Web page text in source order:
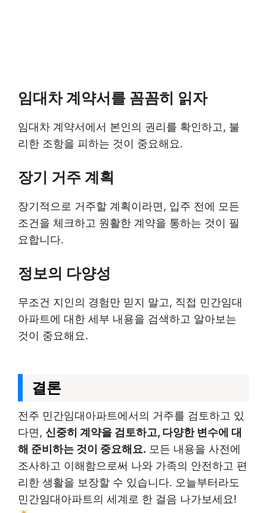
임대차 계약서를 꼼꼼히 읽자
임대차 계약서에서 본인의 권리를 확인하고, 불
리한 조항을 피하는 것이 중요해요.
장기 거주 계획
장기적으로 거주할 계획이라면, 입주 전에 모든
조건을 체크하고 원활한 계약을 통하는 것이 필
요합니다.
정보의 다양성
무조건 지인의 경험만 믿지 말고, 직접 민간임대
아파트에 대한 세부 내용을 검색하고 알아보는
것이 중요해요.
결론
전주 민간임대아파트에서의 거주를 검토하고 있
다면, 신중히 계약을 검토하고, 다양한 변수에 대
해 준비하는 것이 중요해요. 모든 내용을 사전에
조사하고 이해함으로써 나와 가족의 안전하고 편
리한 생활을 보장할 수 있습니다. 오늘부터라도
민간임대아파트의 세계로 한 걸음 나가보세요!